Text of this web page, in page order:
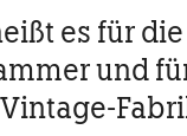
es für
und